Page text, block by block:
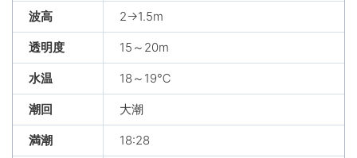
波高 2→1.5m
透明度 15～20m
水温 18～19℃
潮回 大潮
満潮 18:28